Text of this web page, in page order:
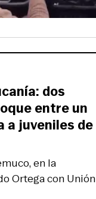
en la
Ortega con Unión
dos
entre un
a juveniles de